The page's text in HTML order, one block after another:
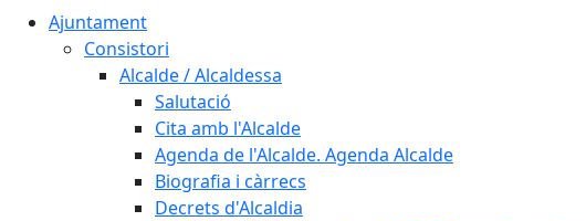
Ajuntament
Consistori
Alcalde / Alcaldessa
Salutació
Cita amb l'Alcalde
Agenda de l'Alcalde. Agenda Alcalde
Biografia i càrrecs
Decrets d'Alcaldia